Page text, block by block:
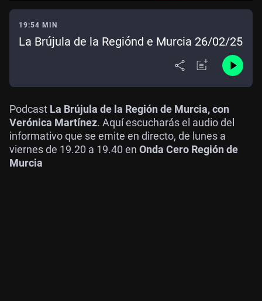
19:54 MIN
La Brújula de la Regiónd e Murcia 26/02/25
Podcast La Brújula de la Región de Murcia, con
Verónica Martínez. Aquí escucharás el audio del
informativo que se emite en directo, de lunes a
viernes de 19.20 a 19.40 en Onda Cero Región de
Murcia